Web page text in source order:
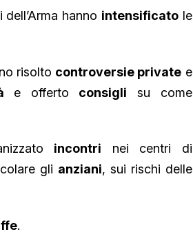
hanno intensificatole
risolto controversie private e
e offerto consigli su come
incontri nei centri di
gli anziani, sui rischi delle
.